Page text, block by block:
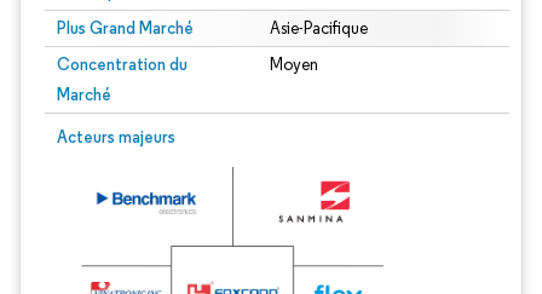
Plus Grand Marché Asie-Pacifique
Concentration du
Marché
Moyen
Acteurs majeurs
Image © Mordor Intelligence. La réutilisation nécessite une attribution sous CC